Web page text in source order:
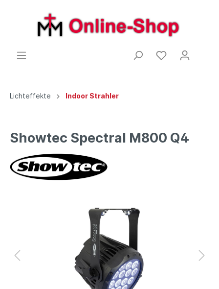
Lichteffekte Indoor Strahler
Showtec Spectral M800 Q4